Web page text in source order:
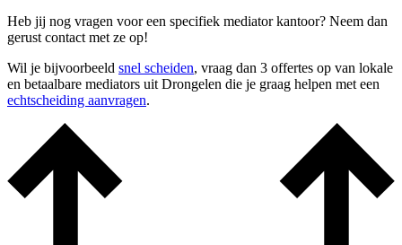
Heb jij nog vragen voor een specifiek mediator kantoor? Neem dan
gerust contact met ze op!
Wil je bijvoorbeeld snel scheiden, vraag dan 3 offertes op van lokale
en betaalbare mediators uit Drongelen die je graag helpen met een
echtscheiding aanvragen.